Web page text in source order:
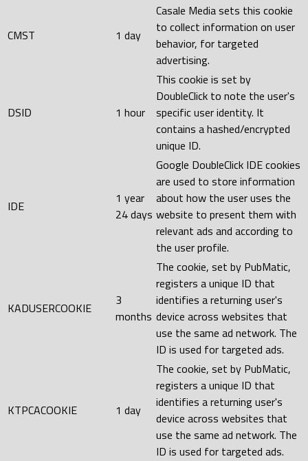
CMST 1 day
Casale Media sets this cookie
to collect information on user
behavior, for targeted
advertising.
DSID 1 hour
This cookie is set by
DoubleClick to note the user's
specific user identity. It
contains a hashed/encrypted
unique ID.
IDE
1 year
24 days
Google DoubleClick IDE cookies
are used to store information
about how the user uses the
website to present them with
relevant ads and according to
the user profile.
KADUSERCOOKIE
3
months
The cookie, set by PubMatic,
registers a unique ID that
identifies a returning user's
device across websites that
use the same ad network. The
ID is used for targeted ads.
KTPCACOOKIE 1 day
The cookie, set by PubMatic,
registers a unique ID that
identifies a returning user's
device across websites that
use the same ad network. The
ID is used for targeted ads.